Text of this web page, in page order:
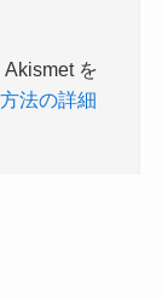
を
法の詳細